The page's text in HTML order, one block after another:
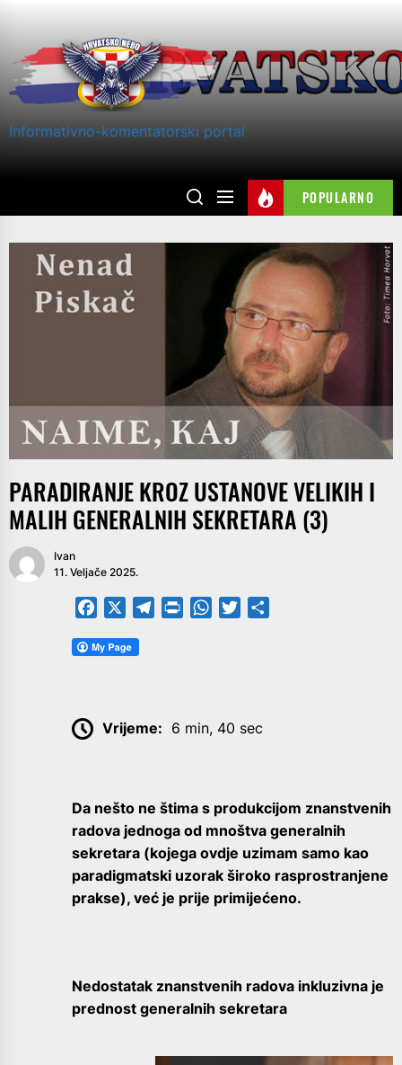
content
Informativno-komentatorski portal
POPULARNO
PARADIRANJE KROZ USTANOVE VELIKIH I
MALIH GENERALNIH SEKRETARA (3)
Ivan
11. Veljače 2025.
Facebook TelegramPrintFriendly
WhatsApp
Twitter
Vrijeme: 6 min, 40 sec
Da nešto ne štima s produkcijom znanstvenih
radova jednoga od mnoštva generalnih
sekretara (kojega ovdje uzimam samo kao
paradigmatski uzorak široko rasprostranjene
prakse), već je prije primijećeno.
Nedostatak znanstvenih radova inkluzivna je
prednost generalnih sekretara